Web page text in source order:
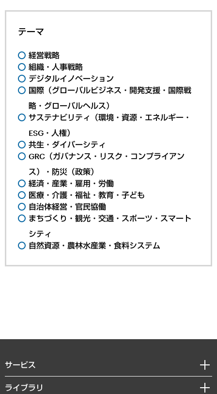
テーマ
経営戦略
組織・人事戦略
デジタルイノベーション
国際（グローバルビジネス・開発支援・国際戦
略・グローバルヘルス）
サステナビリティ（環境・資源・エネルギー・
ESG・人権）
共生・ダイバーシティ
GRC（ガバナンス・リスク・コンプライアン
ス）・防災（政策）
経済・産業・雇用・労働
医療・介護・福祉・教育・子ども
自治体経営・官民協働
まちづくり・観光・交通・スポーツ・スマート
シティ
自然資源・農林水産業・食料システム
サービス
経営戦略
ライブラリ